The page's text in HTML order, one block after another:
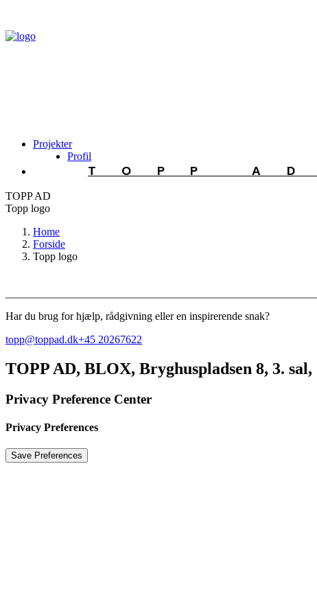
Projekter
Profil
TOPP AD
TOPP AD
Topp logo
Home
Forside
Topp logo
Har du brug for hjælp, rådgivning eller en inspirerende snak?
topp@toppad.dk+45 20267622
TOPP AD, BLOX, Bryghuspladsen 8, 3.
Privacy Preference Center
Privacy Preferences